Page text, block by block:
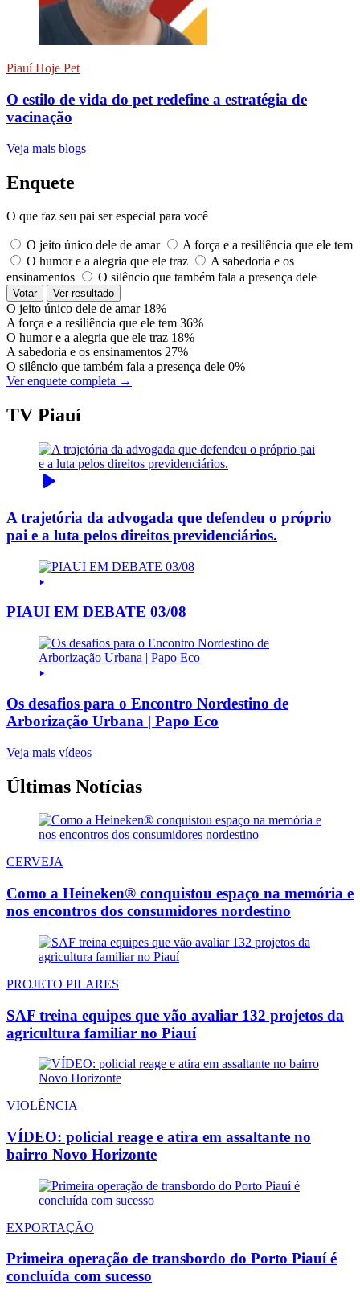
Piauí Hoje Pet
O estilo de vida do pet redefine a estratégia de
vacinação
Veja mais blogs
Enquete
O que faz seu pai ser especial para você
O jeito único dele de amar
A força e a resiliência que ele tem
O humor e a alegria que ele traz
A sabedoria e os
ensinamentos
O silêncio que também fala a presença dele
Votar Ver resultado
O jeito único dele de amar 18%
A força e a resiliência que ele tem 36%
O humor e a alegria que ele traz 18%
A sabedoria e os ensinamentos 27%
O silêncio que também fala a presença dele 0%
Ver enquete completa →
TV Piauí
A trajetória da advogada que defendeu o próprio
pai e a luta pelos direitos previdenciários.
PIAUI EM DEBATE 03/08
Os desafios para o Encontro Nordestino de
Arborização Urbana | Papo Eco
Veja mais vídeos
Últimas Notícias
CERVEJA
Como a Heineken® conquistou espaço na memória e
nos encontros dos consumidores nordestino
PROJETO PILARES
SAF treina equipes que vão avaliar 132 projetos da
agricultura familiar no Piauí
VIOLÊNCIA
VÍDEO: policial reage e atira em assaltante no
bairro Novo Horizonte
EXPORTAÇÃO
Primeira operação de transbordo do Porto Piauí é
concluída com sucesso